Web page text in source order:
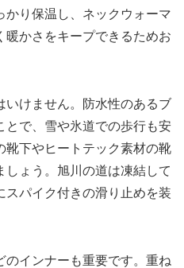
り保温し、ネックウォーマ
暖かさをキープできるためお
いけません。防水性のあるブ
とで、雪や氷道での歩行も安
靴下やヒートテック素材の靴
ょう。旭川の道は凍結して
スパイク付きの滑り止めを装
のインナーも重要です。重ね